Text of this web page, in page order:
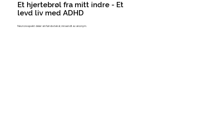
Et hjertebrøl fra mitt indre - Et
levd liv med ADHD
Nevrorespekt deler sin første tekst, innsendt av anonym.